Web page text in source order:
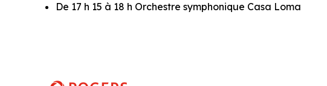
De 17 h 15 à 18 h Orchestre symphonique Casa Loma